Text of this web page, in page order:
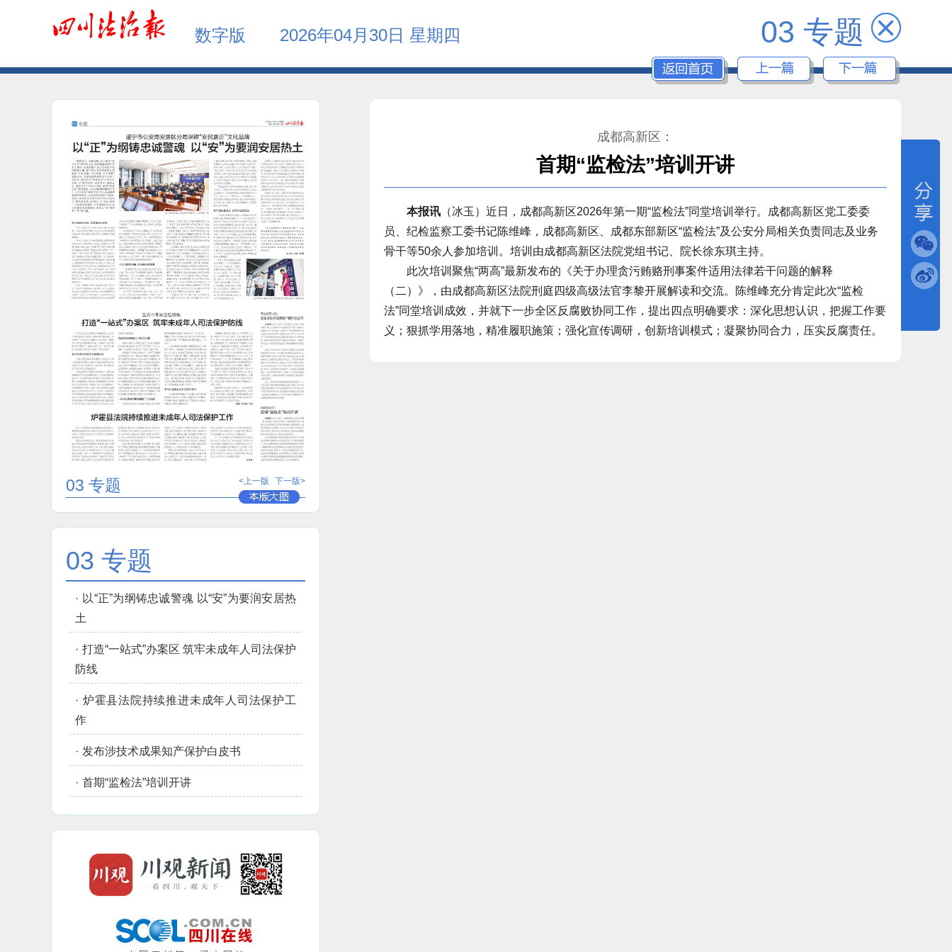
数字版 2026年04月30日 星期四 03 专题
03 专题 <上一版 下一版>
03 专题
· 以“正”为纲铸忠诚警魂 以“安”为要润安居热
土
· 打造“一站式”办案区 筑牢未成年人司法保护
防线
· 炉霍县法院持续推进未成年人司法保护工
作
· 发布涉技术成果知产保护白皮书
· 首期“监检法”培训开讲
成都高新区：
首期“监检法”培训开讲
本报讯 （冰玉）近日，成都高新区2026年第一期“监检法”同堂培训举行。成都高新区党工委委
员、纪检监察工委书记陈维峰，成都高新区、成都东部新区“监检法”及公安分局相关负责同志及业务
骨干等50余人参加培训。培训由成都高新区法院党组书记、院长徐东琪主持。
此次培训聚焦“两高”最新发布的《关于办理贪污贿赂刑事案件适用法律若干问题的解释
（二）》，由成都高新区法院刑庭四级高级法官李黎开展解读和交流。陈维峰充分肯定此次“监检
法”同堂培训成效，并就下一步全区反腐败协同工作，提出四点明确要求：深化思想认识，把握工作要
义；狠抓学用落地，精准履职施策；强化宣传调研，创新培训模式；凝聚协同合力，压实反腐责任。